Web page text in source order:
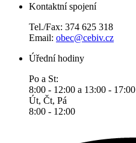
Kontaktní spojení
Tel./Fax: 374 625 318
Email: obec@cebiv.cz
Úřední hodiny
Po a St:
8:00 - 12:00 a 13:00 - 17:00
Út, Čt, Pá
8:00 - 12:00